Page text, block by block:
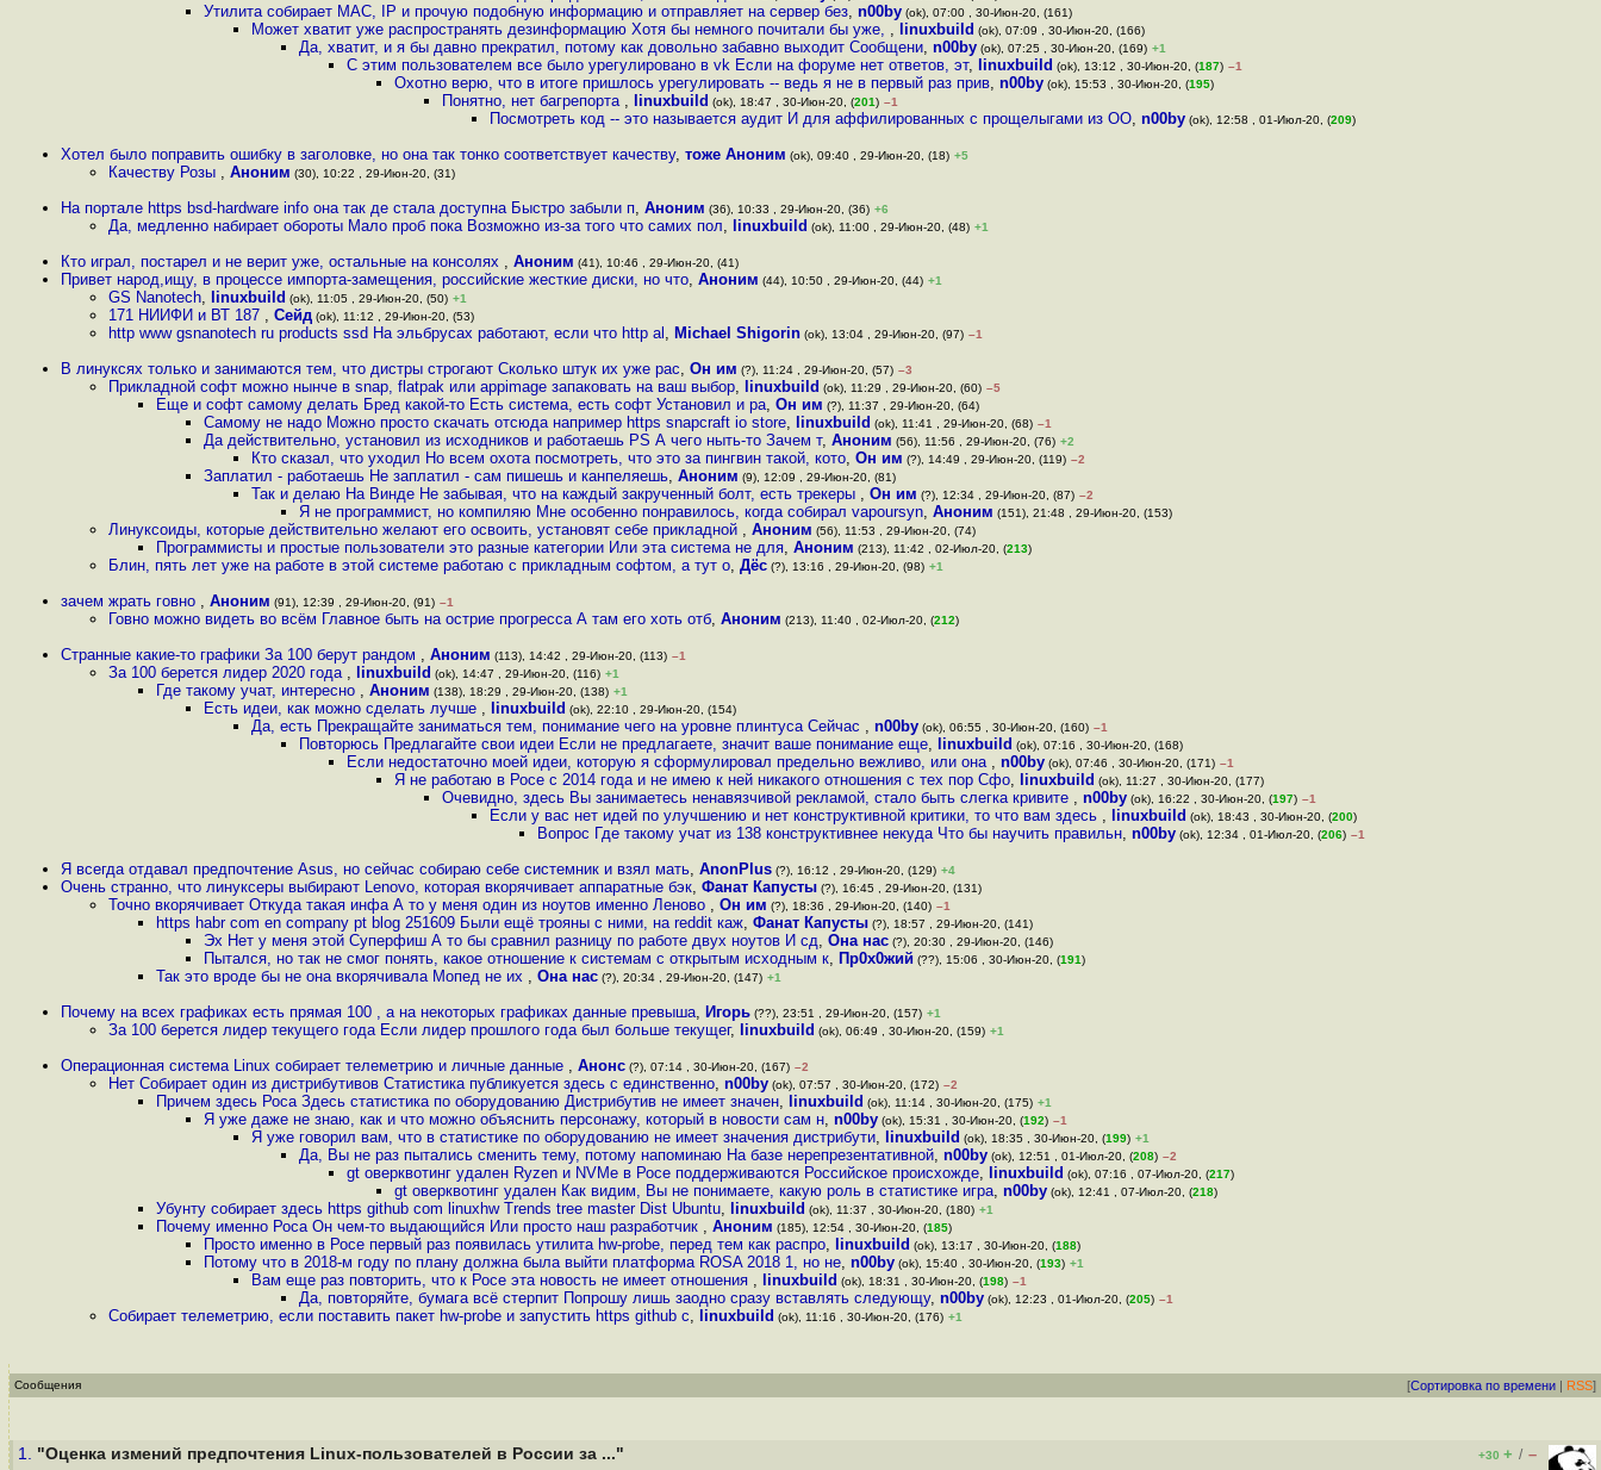
Утилита собирает MAC, IP и прочую подобную информацию и отправляет на сервер без, n00by (ok), 07:00 , 30-Июн-20, (161)
Может хватит уже распространять дезинформацию Хотя бы немного почитали бы уже, , linuxbuild (ok), 07:09 , 30-Июн-20, (166)
Да, хватит, и я бы давно прекратил, потому как довольно забавно выходит Сообщени, n00by (ok), 07:25 , 30-Июн-20, (169) +1
С этим пользователем все было урегулировано в vk Если на форуме нет ответов, эт, linuxbuild (ok), 13:12 , 30-Июн-20, (187) –1
Охотно верю, что в итоге пришлось урегулировать -- ведь я не в первый раз прив, n00by (ok), 15:53 , 30-Июн-20, (195)
Понятно, нет багрепорта , linuxbuild (ok), 18:47 , 30-Июн-20, (201) –1
Посмотреть код -- это называется аудит И для аффилированных с прощелыгами из ОО, n00by (ok), 12:58 , 01-Июл-20, (209)
Хотел было поправить ошибку в заголовке, но она так тонко соответствует качеству, тоже Аноним (ok), 09:40 , 29-Июн-20, (18) +5
Качеству Розы , Аноним (30), 10:22 , 29-Июн-20, (31)
На портале https bsd-hardware info она так де стала доступна Быстро забыли п, Аноним (36), 10:33 , 29-Июн-20, (36) +6
Да, медленно набирает обороты Мало проб пока Возможно из-за того что самих пол, linuxbuild (ok), 11:00 , 29-Июн-20, (48) +1
Кто играл, постарел и не верит уже, остальные на консолях , Аноним (41), 10:46 , 29-Июн-20, (41)
Привет народ,ищу, в процессе импорта-замещения, российские жесткие диски, но что, Аноним (44), 10:50 , 29-Июн-20, (44) +1
GS Nanotech, linuxbuild (ok), 11:05 , 29-Июн-20, (50) +1
171 НИИФИ и ВТ 187 , Сейд (ok), 11:12 , 29-Июн-20, (53)
http www gsnanotech ru products ssd На эльбрусах работают, если что http al , Michael Shigorin (ok), 13:04 , 29-Июн-20, (97) –1
В линуксях только и занимаются тем, что дистры строгают Сколько штук их уже рас, Он им (?), 11:24 , 29-Июн-20, (57) –3
Прикладной софт можно нынче в snap, flatpak или appimage запаковать на ваш выбор, linuxbuild (ok), 11:29 , 29-Июн-20, (60) –5
Еще и софт самому делать Бред какой-то Есть система, есть софт Установил и ра, Он им (?), 11:37 , 29-Июн-20, (64)
Самому не надо Можно просто скачать отсюда например https snapcraft io store, linuxbuild (ok), 11:41 , 29-Июн-20, (68) –1
Да действительно, установил из исходников и работаешь PS А чего ныть-то Зачем т, Аноним (56), 11:56 , 29-Июн-20, (76) +2
Кто сказал, что уходил Но всем охота посмотреть, что это за пингвин такой, кото, Он им (?), 14:49 , 29-Июн-20, (119) –2
Заплатил - работаешь Не заплатил - сам пишешь и канпеляешь, Аноним (9), 12:09 , 29-Июн-20, (81)
Так и делаю На Винде Не забывая, что на каждый закрученный болт, есть трекеры , Он им (?), 12:34 , 29-Июн-20, (87) –2
Я не программист, но компиляю Мне особенно понравилось, когда собирал vapoursyn, Аноним (151), 21:48 , 29-Июн-20, (153)
Линуксоиды, которые действительно желают его освоить, установят себе прикладной , Аноним (56), 11:53 , 29-Июн-20, (74)
Программисты и простые пользователи это разные категории Или эта система не для, Аноним (213), 11:42 , 02-Июл-20, (213)
Блин, пять лет уже на работе в этой системе работаю с прикладным софтом, а тут о, Дёс (?), 13:16 , 29-Июн-20, (98) +1
зачем жрать говно , Аноним (91), 12:39 , 29-Июн-20, (91) –1
Говно можно видеть во всём Главное быть на острие прогресса А там его хоть отб, Аноним (213), 11:40 , 02-Июл-20, (212)
Странные какие-то графики За 100 берут рандом , Аноним (113), 14:42 , 29-Июн-20, (113) –1
За 100 берется лидер 2020 года , linuxbuild (ok), 14:47 , 29-Июн-20, (116) +1
Где такому учат, интересно , Аноним (138), 18:29 , 29-Июн-20, (138) +1
Есть идеи, как можно сделать лучше , linuxbuild (ok), 22:10 , 29-Июн-20, (154)
Да, есть Прекращайте заниматься тем, понимание чего на уровне плинтуса Сейчас , n00by (ok), 06:55 , 30-Июн-20, (160) –1
Повторюсь Предлагайте свои идеи Если не предлагаете, значит ваше понимание еще, linuxbuild (ok), 07:16 , 30-Июн-20, (168)
Если недостаточно моей идеи, которую я сформулировал предельно вежливо, или она , n00by (ok), 07:46 , 30-Июн-20, (171) –1
Я не работаю в Росе с 2014 года и не имею к ней никакого отношения с тех пор Сфо, linuxbuild (ok), 11:27 , 30-Июн-20, (177)
Очевидно, здесь Вы занимаетесь ненавязчивой рекламой, стало быть слегка кривите , n00by (ok), 16:22 , 30-Июн-20, (197) –1
Если у вас нет идей по улучшению и нет конструктивной критики, то что вам здесь , linuxbuild (ok), 18:43 , 30-Июн-20, (200)
Вопрос Где такому учат из 138 конструктивнее некуда Что бы научить правильн, n00by (ok), 12:34 , 01-Июл-20, (206) –1
Я всегда отдавал предпочтение Asus, но сейчас собираю себе системник и взял мать, AnonPlus (?), 16:12 , 29-Июн-20, (129) +4
Очень странно, что линуксеры выбирают Lenovo, которая вкорячивает аппаратные бэк, Фанат Капусты (?), 16:45 , 29-Июн-20, (131)
Точно вкорячивает Откуда такая инфа А то у меня один из ноутов именно Леново , Он им (?), 18:36 , 29-Июн-20, (140) –1
https habr com en company pt blog 251609 Были ещё трояны с ними, на reddit каж, Фанат Капусты (?), 18:57 , 29-Июн-20, (141)
Эх Нет у меня этой Суперфиш А то бы сравнил разницу по работе двух ноутов И сд, Она нас (?), 20:30 , 29-Июн-20, (146)
Пытался, но так не смог понять, какое отношение к системам с открытым исходным к, Пр0х0жий (??), 15:06 , 30-Июн-20, (191)
Так это вроде бы не она вкорячивала Мопед не их , Она нас (?), 20:34 , 29-Июн-20, (147) +1
Почему на всех графиках есть прямая 100 , а на некоторых графиках данные превыша, Игорь (??), 23:51 , 29-Июн-20, (157) +1
За 100 берется лидер текущего года Если лидер прошлого года был больше текущег, linuxbuild (ok), 06:49 , 30-Июн-20, (159) +1
Операционная система Linux собирает телеметрию и личные данные , Анонс (?), 07:14 , 30-Июн-20, (167) –2
Нет Собирает один из дистрибутивов Статистика публикуется здесь с единственно, n00by (ok), 07:57 , 30-Июн-20, (172) –2
Причем здесь Роса Здесь статистика по оборудованию Дистрибутив не имеет значен, linuxbuild (ok), 11:14 , 30-Июн-20, (175) +1
Я уже даже не знаю, как и что можно объяснить персонажу, который в новости сам н, n00by (ok), 15:31 , 30-Июн-20, (192) –1
Я уже говорил вам, что в статистике по оборудованию не имеет значения дистрибути, linuxbuild (ok), 18:35 , 30-Июн-20, (199) +1
Да, Вы не раз пытались сменить тему, потому напоминаю На базе нерепрезентативной, n00by (ok), 12:51 , 01-Июл-20, (208) –2
gt оверквотинг удален Ryzen и NVMe в Росе поддерживаются Российское происхожде, linuxbuild (ok), 07:16 , 07-Июл-20, (217)
gt оверквотинг удален Как видим, Вы не понимаете, какую роль в статистике игра, n00by (ok), 12:41 , 07-Июл-20, (218)
Убунту собирает здесь https github com linuxhw Trends tree master Dist Ubuntu, linuxbuild (ok), 11:37 , 30-Июн-20, (180) +1
Почему именно Роса Он чем-то выдающийся Или просто наш разработчик , Аноним (185), 12:54 , 30-Июн-20, (185)
Просто именно в Росе первый раз появилась утилита hw-probe, перед тем как распро, linuxbuild (ok), 13:17 , 30-Июн-20, (188)
Потому что в 2018-м году по плану должна была выйти платформа ROSA 2018 1, но не, n00by (ok), 15:40 , 30-Июн-20, (193) +1
Вам еще раз повторить, что к Росе эта новость не имеет отношения , linuxbuild (ok), 18:31 , 30-Июн-20, (198) –1
Да, повторяйте, бумага всё стерпит Попрошу лишь заодно сразу вставлять следующу, n00by (ok), 12:23 , 01-Июл-20, (205) –1
Собирает телеметрию, если поставить пакет hw-probe и запустить https github c, linuxbuild (ok), 11:16 , 30-Июн-20, (176) +1
Сообщения [Сортировка по времени | RSS]
1. "Оценка измений предпочтения Linux-пользователей в России за ..." +30 + / –